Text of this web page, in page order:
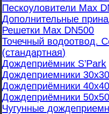
Пескоуловители Max
Дополнительные
Решетки Max DN500
Точечный водоотвод.
(стандартная)
Дождеприёмник S’Park
Дождеприемники 30х30
Дождеприёмники 40х40
Дождеприёмники 50х50
Чугунные